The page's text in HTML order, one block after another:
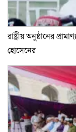
রাষ্ট্রীয় অনুষ্ঠানের
হোসেনের